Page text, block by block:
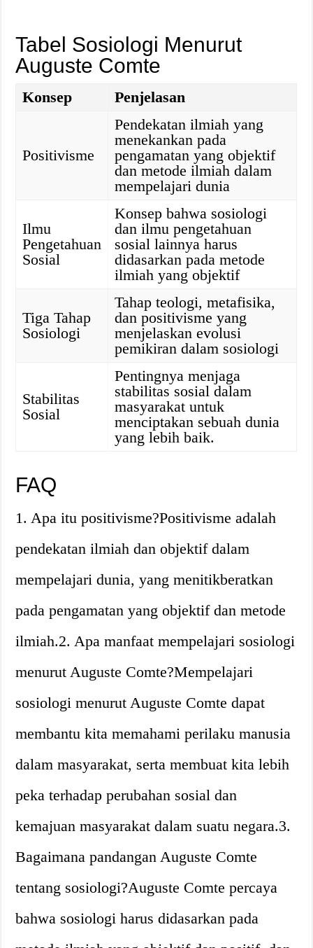
Tabel Sosiologi Menurut
Auguste Comte
Konsep Penjelasan
Positivisme
Pendekatan ilmiah yang
menekankan pada
pengamatan yang objektif
dan metode ilmiah dalam
mempelajari dunia
Ilmu
Pengetahuan
Sosial
Konsep bahwa sosiologi
dan ilmu pengetahuan
sosial lainnya harus
didasarkan pada metode
ilmiah yang objektif
Tiga Tahap
Sosiologi
Tahap teologi, metafisika,
dan positivisme yang
menjelaskan evolusi
pemikiran dalam sosiologi
Stabilitas
Sosial
Pentingnya menjaga
stabilitas sosial dalam
masyarakat untuk
menciptakan sebuah dunia
yang lebih baik.
FAQ
1. Apa itu positivisme?Positivisme adalah
pendekatan ilmiah dan objektif dalam
mempelajari dunia, yang menitikberatkan
pada pengamatan yang objektif dan metode
ilmiah.2. Apa manfaat mempelajari sosiologi
menurut Auguste Comte?Mempelajari
sosiologi menurut Auguste Comte dapat
membantu kita memahami perilaku manusia
dalam masyarakat, serta membuat kita lebih
peka terhadap perubahan sosial dan
kemajuan masyarakat dalam suatu negara.3.
Bagaimana pandangan Auguste Comte
tentang sosiologi?Auguste Comte percaya
bahwa sosiologi harus didasarkan pada